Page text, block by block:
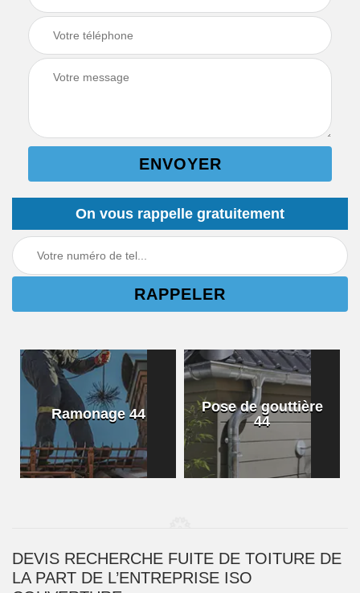
On vous rappelle gratuitement
Ramonage 44
Pose de gouttière
44
DEVIS RECHERCHE FUITE DE TOITURE DE
LA PART DE L’ENTREPRISE ISO